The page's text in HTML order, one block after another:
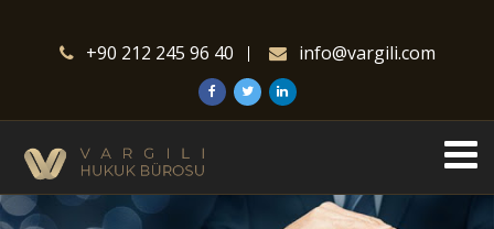
+90 212 245 96 40 info@vargili.com